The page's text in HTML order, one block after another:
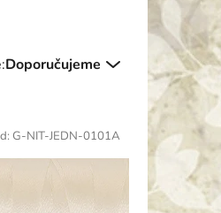
Doporučujeme
G-NIT-JEDN-0101A